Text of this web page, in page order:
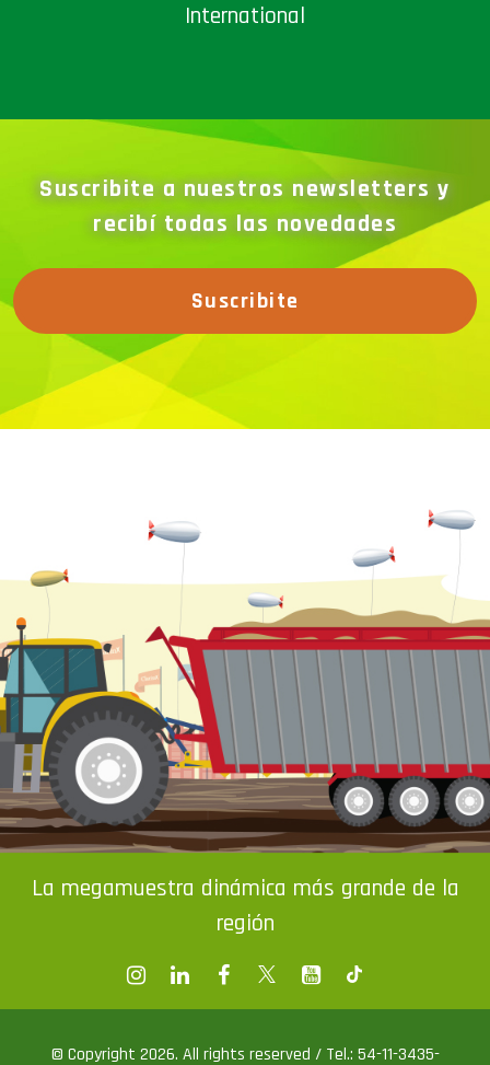
International
Suscribite a nuestros newsletters y
recibí todas las novedades
Suscribite
La megamuestra dinámica más grande de la
región
© Copyright 2026. All rights reserved / Tel.: 54-11-3435-